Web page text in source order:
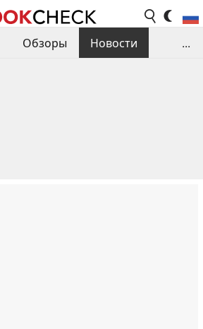
Обзоры
Новости
...